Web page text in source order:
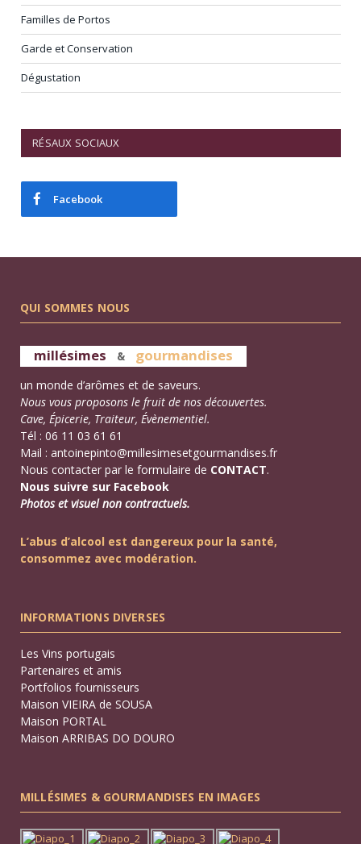
Familles de Portos
Garde et Conservation
Dégustation
RÉSAUX SOCIAUX
Facebook
QUI SOMMES NOUS
millésimes & gourmandises
un monde d’arômes et de saveurs.
Nous vous proposons le fruit de nos découvertes.
Cave, Épicerie, Traiteur, Évènementiel.
Tél : 06 11 03 61 61
Mail : antoinepinto@millesimesetgourmandises.fr
Nous contacter par le formulaire de CONTACT.
Nous suivre sur Facebook
Photos et visuel non contractuels.
L’abus d’alcool est dangereux pour la santé,
consommez avec modération.
INFORMATIONS DIVERSES
Les Vins portugais
Partenaires et amis
Portfolios fournisseurs
Maison VIEIRA de SOUSA
Maison PORTAL
Maison ARRIBAS DO DOURO
MILLÉSIMES & GOURMANDISES EN IMAGES